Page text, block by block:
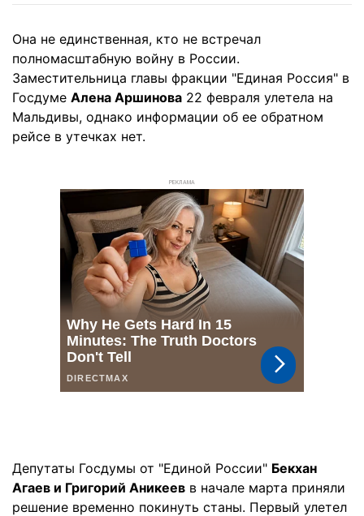
Она не единственная, кто не встречал
полномасштабную войну в России.
Заместительница главы фракции "Единая Россия" в
Госдуме Алена Аршинова 22 февраля улетела на
Мальдивы, однако информации об ее обратном
рейсе в утечках нет.
РЕКЛАМА
Депутаты Госдумы от "Единой России" Бекхан
Агаев и Григорий Аникеев в начале марта приняли
решение временно покинуть станы. Первый улетел